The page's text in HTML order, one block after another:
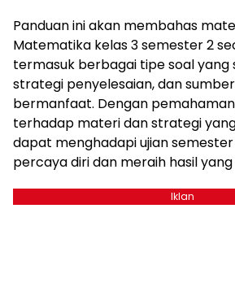
Panduan ini akan membahas
Matematika kelas 3 semester 2
termasuk berbagai tipe soal yang
strategi penyelesaian, dan
bermanfaat. Dengan
terhadap materi dan strategi
dapat menghadapi ujian
percaya diri dan meraih hasil
Iklan